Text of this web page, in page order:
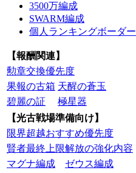
3500万編成
SWARM編成
個人ランキングボーダー
【報酬関連】
勲章交換優先度
果報の古箱 天醒の蒼玉
碧麗の証
極星器
【光古戦場準備向け】
限界超越おすすめ優先度
賢者最終上限解放の強化内容
マグナ編成
ゼウス編成